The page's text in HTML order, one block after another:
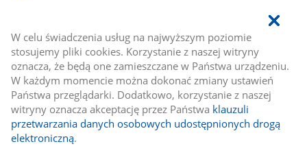
W celu świadczenia usług na najwyższym poziomie
stosujemy pliki cookies. Korzystanie z naszej witryny
oznacza, że będą one zamieszczane w Państwa urządzeniu.
W każdym momencie można dokonać zmiany ustawień
Państwa przeglądarki. Dodatkowo, korzystanie z naszej
witryny oznacza akceptację przez Państwa klauzuli
przetwarzania danych osobowych udostępnionych drogą
elektroniczną.